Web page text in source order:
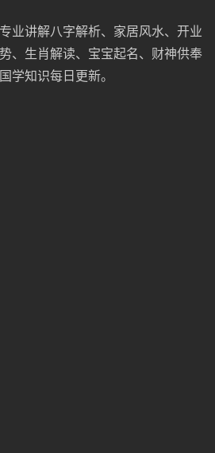
业讲解八字解析、家居风水、开业
、生肖解读、宝宝起名、财神供奉
学知识每日更新。